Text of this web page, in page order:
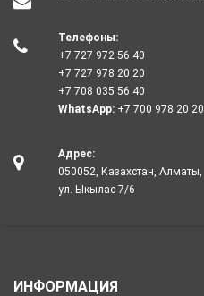
Телефоны:
+7 727 972 56 40
+7 727 978 20 20
+7 708 035 56 40
WhatsApp: +7 700 978 20 20
Адрес:
050052, Казахстан, Алматы,
ул. Ыкылас 7/6
ИНФОРМАЦИЯ